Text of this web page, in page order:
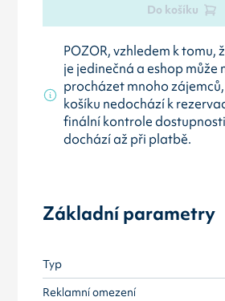
Do košíku
POZOR, vzhledem k tomu,
je jedinečná a eshop může
procházet mnoho
košíku nedochází k
finální kontrole
dochází až při platbě.
Základní parametry
Typ
Reklamní omezení